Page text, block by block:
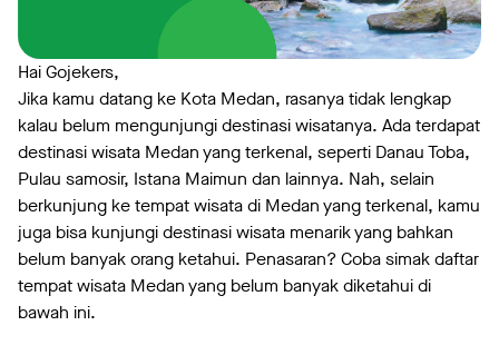
Hai Gojekers,
Jika kamu datang ke Kota Medan, rasanya tidak lengkap
kalau belum mengunjungi destinasi wisatanya. Ada terdapat
destinasi wisata Medan yang terkenal, seperti Danau Toba,
Pulau samosir, Istana Maimun dan lainnya. Nah, selain
berkunjung ke tempat wisata di Medan yang terkenal, kamu
juga bisa kunjungi destinasi wisata menarik yang bahkan
belum banyak orang ketahui. Penasaran? Coba simak daftar
tempat wisata Medan yang belum banyak diketahui di
bawah ini.